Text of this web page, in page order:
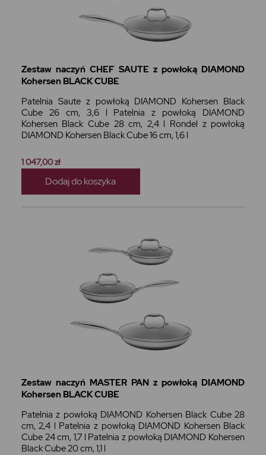
Zestaw naczyń CHEF SAUTE z powłoką DIAMOND
Kohersen BLACK CUBE
Patelnia Saute z powłoką DIAMOND Kohersen Black
Cube 26 cm, 3,6 l Patelnia z powłoką DIAMOND
Kohersen Black Cube 28 cm, 2,4 l Rondel z powłoką
DIAMOND Kohersen Black Cube 16 cm, 1,6 l
1 047,00 zł
Dodaj do koszyka
Zestaw naczyń MASTER PAN z powłoką DIAMOND
Kohersen BLACK CUBE
Patelnia z powłoką DIAMOND Kohersen Black Cube 28
cm, 2,4 l Patelnia z powłoką DIAMOND Kohersen Black
Cube 24 cm, 1,7 l Patelnia z powłoką DIAMOND Kohersen
Black Cube 20 cm, 1,1 l